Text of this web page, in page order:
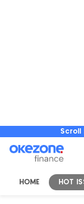
Scroll
HOME HOT